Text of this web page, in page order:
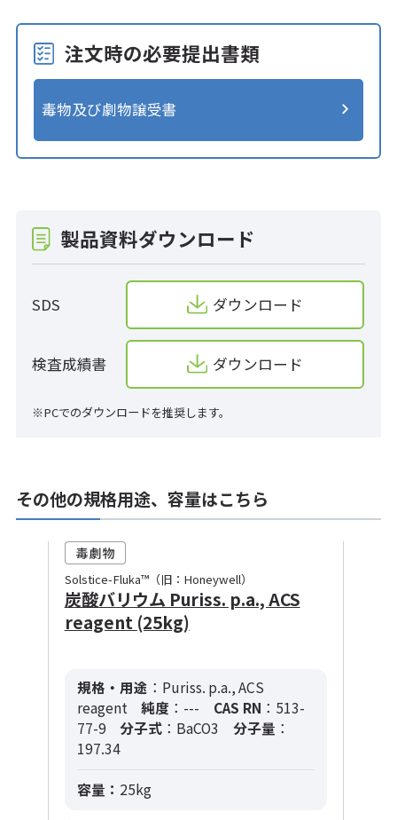
注文時の必要提出書類
毒物及び劇物譲受書
製品資料ダウンロード
SDS ダウンロード
検査成績書 ダウンロード
※PCでのダウンロードを推奨します。
その他の規格用途、容量はこちら
Solstice-Fluka™（旧：Honeywell）
炭酸バリウム Puriss. p.a., ACS
reagent (25kg)
規格・用途 ：Puriss. p.a., ACS
reagent
純度 ：--- CAS RN ：513-
77-9
分子式 ：BaCO3 分子量 ：
197.34
容量： 25kg